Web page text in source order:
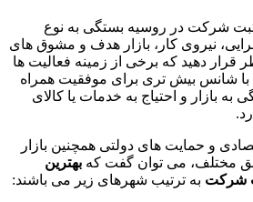
ثبت شرکت در روسیه بستگی به نوع
نیروی کار، بازار هدف و مشوق ‌های
قرار دهید که برخی از زمینه فعالیت ها
شانس بیش تری برای موفقیت همراه
بازار و احتیاج به خدمات یا کالای
و حمایت های دولتی همچنین بازار
مختلف، می توان گفت که بهترین
شرکت به ترتیب شهرهای زیر می باشند: